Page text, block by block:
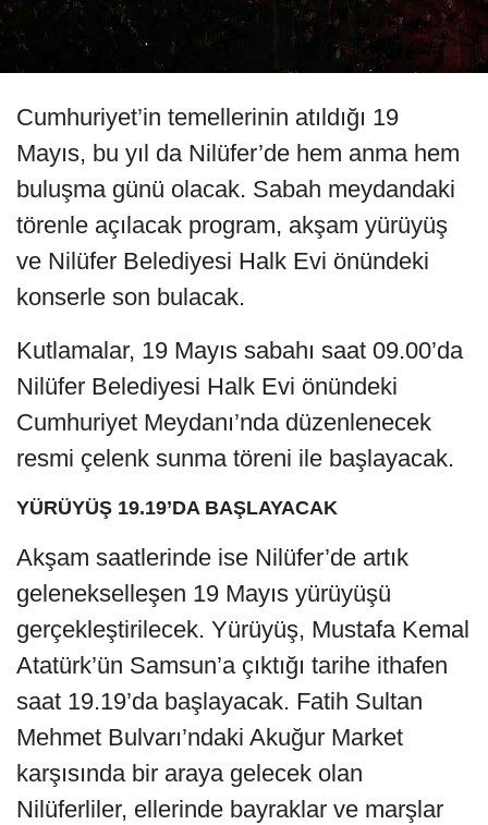
Cumhuriyet’in temellerinin atıldığı 19
Mayıs, bu yıl da Nilüfer’de hem anma hem
buluşma günü olacak. Sabah meydandaki
törenle açılacak program, akşam yürüyüş
ve Nilüfer Belediyesi Halk Evi önündeki
konserle son bulacak.
Kutlamalar, 19 Mayıs sabahı saat 09.00’da
Nilüfer Belediyesi Halk Evi önündeki
Cumhuriyet Meydanı’nda düzenlenecek
resmi çelenk sunma töreni ile başlayacak.
YÜRÜYÜŞ 19.19’DA BAŞLAYACAK
Akşam saatlerinde ise Nilüfer’de artık
gelenekselleşen 19 Mayıs yürüyüşü
gerçekleştirilecek. Yürüyüş, Mustafa Kemal
Atatürk’ün Samsun’a çıktığı tarihe ithafen
saat 19.19’da başlayacak. Fatih Sultan
Mehmet Bulvarı’ndaki Akuğur Market
karşısında bir araya gelecek olan
Nilüferliler, ellerinde bayraklar ve marşlar